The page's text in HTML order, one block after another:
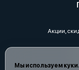
Мы используем куки.
Акции,